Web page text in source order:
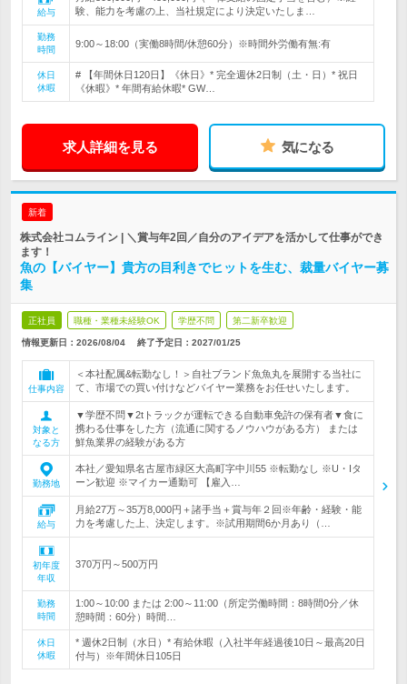
給与
験、能力を考慮の上、当社規定により決定いたしま…
勤務
時間
9:00～18:00（実働8時間/休憩60分）※時間外労働有無:有
休日
休暇
# 【年間休日120日】《休日》* 完全週休2日制（土・日）* 祝日
《休暇》* 年間有給休暇* GW…
求人詳細を見る 気になる
新着
株式会社コムライン | ＼賞与年2回／自分のアイデアを活かして仕事ができ
ます！
魚の【バイヤー】貴方の目利きでヒットを生む、裁量バイヤー募
集
正社員 職種・業種未経験OK 学歴不問 第二新卒歓迎
情報更新日：2026/08/04 終了予定日： 2027/01/25
仕事内容
＜本社配属&転勤なし！＞自社ブランド魚魚丸を展開する当社に
て、市場での買い付けなどバイヤー業務をお任せいたします。
対象と
なる方
▼学歴不問▼2tトラックが運転できる自動車免許の保有者▼食に
携わる仕事をした方（流通に関するノウハウがある方） または
鮮魚業界の経験がある方
勤務地
本社／愛知県名古屋市緑区大高町字中川55 ※転勤なし ※U・Iタ
ーン歓迎 ※マイカー通勤可 【雇入…
給与
月給27万～35万8,000円＋諸手当＋賞与年２回※年齢・経験・能
力を考慮した上、決定します。※試用期間6か月あり（…
初年度
年収
370万円～500万円
勤務
時間
1:00～10:00 または 2:00～11:00（所定労働時間：8時間0分／休
憩時間：60分）時間…
休日
休暇
* 週休2日制（水日）* 有給休暇（入社半年経過後10日～最高20日
付与）※年間休日105日